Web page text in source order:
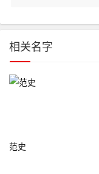
相关名字
范史